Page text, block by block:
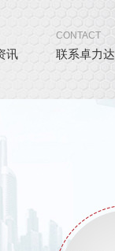
讯
CONTACT
联系卓力达